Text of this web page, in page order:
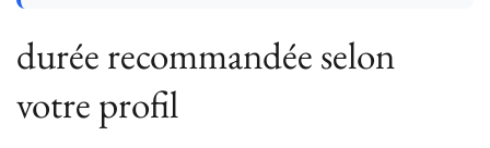
durée recommandée selon
votre profil